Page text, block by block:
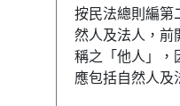
按民法總則編第
然人及法人，前
稱之「他人」，
應包括自然人及